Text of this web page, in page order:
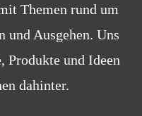
Themen rund um
und Ausgehen. Uns
Produkte und Ideen
dahinter.